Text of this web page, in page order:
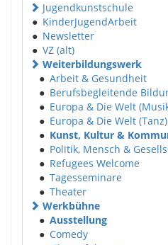
Jugendkunstschule
● KinderJugendArbeit
● Newsletter
● VZ (alt)
Weiterbildungswerk
● Arbeit & Gesundheit
● Berufsbegleitende
● Europa & Die Welt
● Europa & Die Welt (Tanz)
● Kunst, Kultur &
● Politik, Mensch &
● Refugees Welcome
● Tagesseminare
● Theater
Werkbühne
● Ausstellung
● Comedy